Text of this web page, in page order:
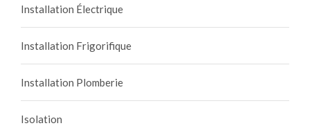
Installation Électrique
Installation Frigorifique
Installation Plomberie
Isolation